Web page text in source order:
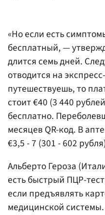
«Но если есть
бесплатный, —
длится семь дней.
отводится на
путешествуешь, то
стоит €40 (3 440
бесплатно.
месяцев QR-код. В
€3,5 - 7 (301 - 602
Альберто Героза
есть быстрый ПЦР-
если предъявлять
медицинской системы.